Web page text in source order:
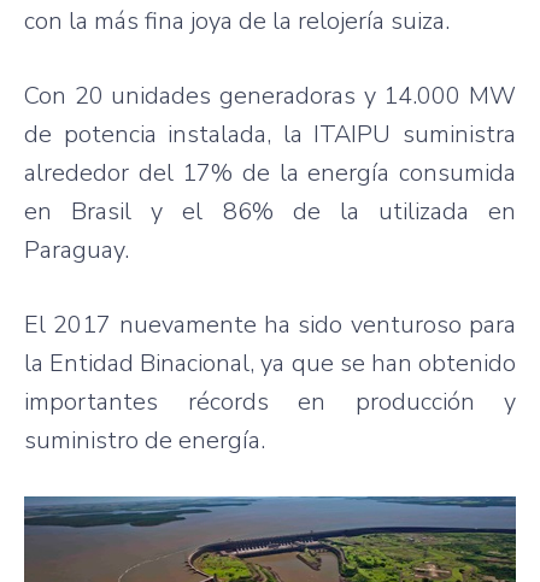
con la más fina joya de la relojería suiza.
Con 20 unidades generadoras y 14.000 MW
de potencia instalada, la ITAIPU suministra
alrededor del 17% de la energía consumida
en Brasil y el 86% de la utilizada en
Paraguay.
El 2017 nuevamente ha sido venturoso para
la Entidad Binacional, ya que se han obtenido
importantes récords en producción y
suministro de energía.